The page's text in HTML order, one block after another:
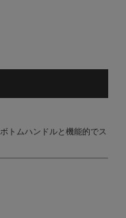
トムハンドルと機能的でス